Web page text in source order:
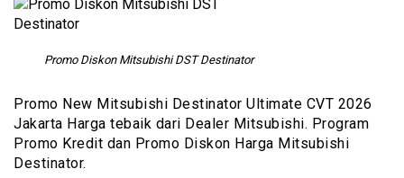
Promo Diskon Mitsubishi DST Destinator
Promo New Mitsubishi Destinator Ultimate CVT 2026
Jakarta Harga tebaik dari Dealer Mitsubishi. Program
Promo Kredit dan Promo Diskon Harga Mitsubishi
Destinator.